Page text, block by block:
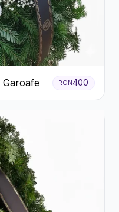
RON400